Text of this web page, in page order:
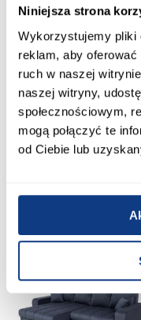
Niniejsza strona
Wykorzystujemy pliki
reklam, aby oferować
ruch w naszej
naszej witryny,
społecznościowym,
mogą połączyć te
od Ciebie lub
tak
Syfon w komplecie:
Nie
Średnica syfonu [cm]:
Fi 50
Inni